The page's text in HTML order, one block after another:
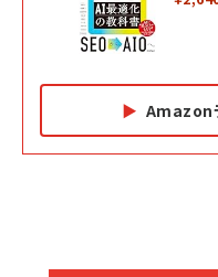
Amazon
副業
カラダ